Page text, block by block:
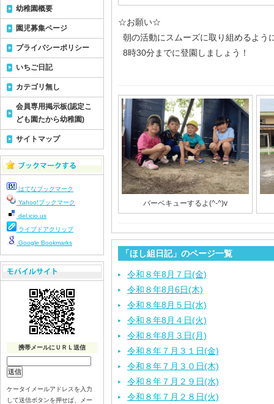
☆お願い☆
朝の活動にスムーズに取り組めるよう
8時30分までに登園しましょう！
バーベキューするよ(^-^)v
「ほし組日記」のページ一覧
令和８年8月７日(金)
令和８年8月6日(木)
令和８年8月５日(水)
令和８年8月４日(火)
令和８年8月３日(月)
令和８年７月３１日(金)
令和８年７月３０日(木)
令和８年７月２９日(水)
令和８年７月２８日(火)
幼稚園概要
園児募集ページ
プライバシーポリシー
いちご日記
カテゴリ無し
会員専用掲示板(認定こ
ども園たから幼稚園)
サイトマップ
はてなブックマーク
Yahoo!ブックマーク
del.icio.us
ライブドアクリップ
Google Bookmarks
携帯メールにＵＲＬ送信
ケータイメールアドレスを入力
して送信ボタンを押せば、メー